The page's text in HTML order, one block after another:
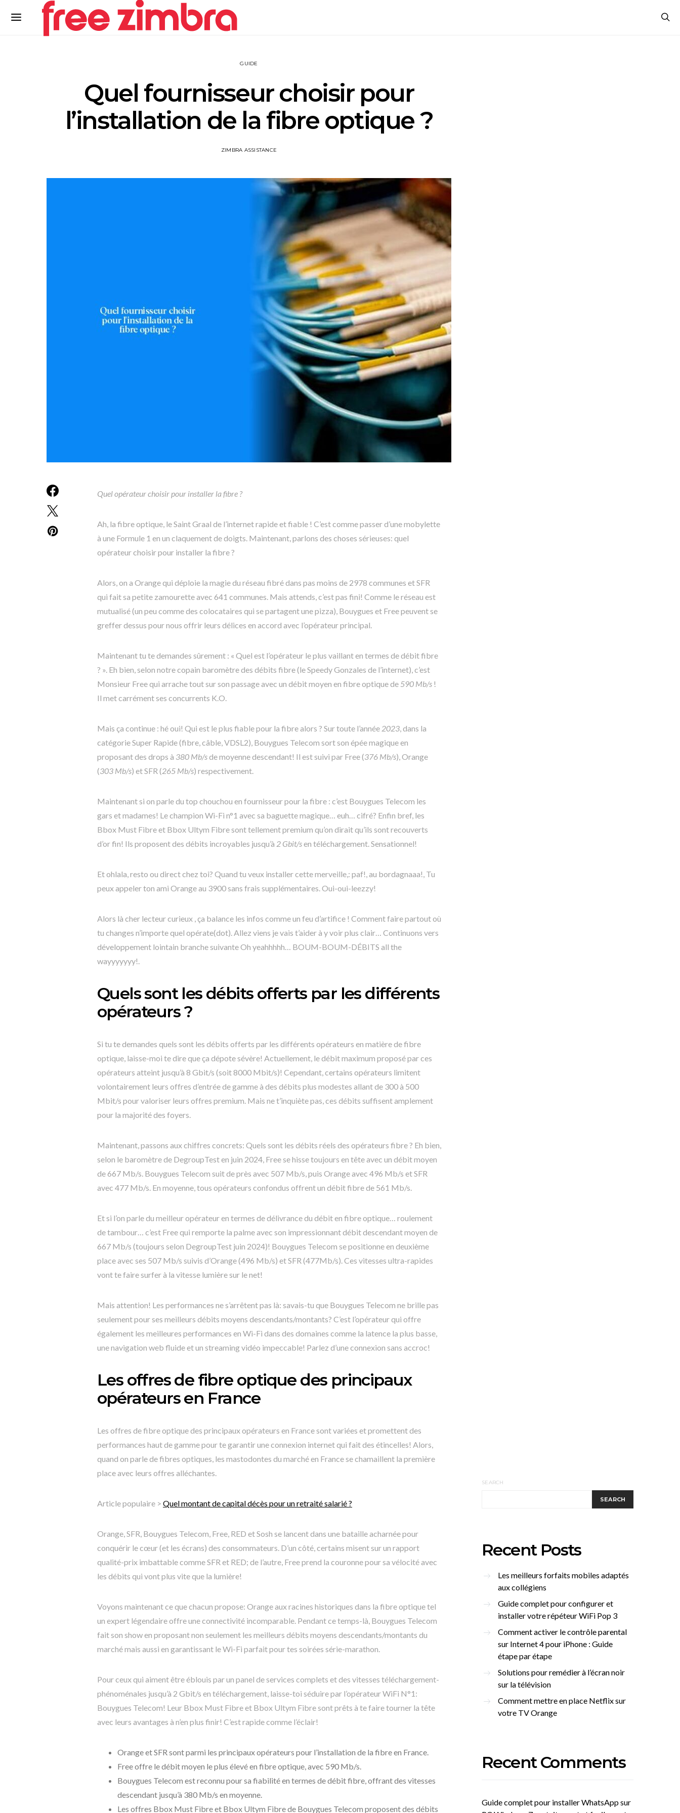
GUIDE
Quel fournisseur choisir pour
l’installation de la fibre optique ?
ZIMBRA ASSISTANCE
Quel opérateur choisir pour installer la fibre ?
Ah, la fibre optique, le Saint Graal de l’internet rapide et fiable ! C’est comme passer d’une mobylette
à une Formule 1 en un claquement de doigts. Maintenant, parlons des choses sérieuses: quel
opérateur choisir pour installer la fibre ?
Alors, on a Orange qui déploie la magie du réseau fibré dans pas moins de 2978 communes et SFR
qui fait sa petite zamourette avec 641 communes. Mais attends, c’est pas fini! Comme le réseau est
mutualisé (un peu comme des colocataires qui se partagent une pizza), Bouygues et Free peuvent se
greffer dessus pour nous offrir leurs délices en accord avec l’opérateur principal.
Maintenant tu te demandes sûrement : « Quel est l’opérateur le plus vaillant en termes de débit fibre
? ». Eh bien, selon notre copain baromètre des débits fibre (le Speedy Gonzales de l’internet), c’est
Monsieur Free qui arrache tout sur son passage avec un débit moyen en fibre optique de 590 Mb/s !
Il met carrément ses concurrents K.O.
Mais ça continue : hé oui! Qui est le plus fiable pour la fibre alors ? Sur toute l’année 2023, dans la
catégorie Super Rapide (fibre, câble, VDSL2), Bouygues Telecom sort son épée magique en
proposant des drops à 380 Mb/sde moyenne descendant! Il est suivi par Free (376 Mb/s), Orange
(303 Mb/s) et SFR (265 Mb/s) respectivement.
Maintenant si on parle du top chouchou en fournisseur pour la fibre : c’est Bouygues Telecom les
gars et madames! Le champion Wi-Fi n°1 avec sa baguette magique… euh… cifré? Enfin bref, les
Bbox Must Fibre et Bbox Ultym Fibre sont tellement premium qu’on dirait qu’ils sont recouverts
d’or fin! Ils proposent des débits incroyables jusqu’à 2 Gbit/sen téléchargement. Sensationnel!
Et ohlala, resto ou direct chez toi? Quand tu veux installer cette merveille,: paf!, au bordagnaaa!, Tu
peux appeler ton ami Orange au 3900 sans frais supplémentaires. Oui-oui-leezzy!
Alors là cher lecteur curieux , ça balance les infos comme un feu d’artifice ! Comment faire partout où
tu changes n’importe quel opérate(dot). Allez viens je vais t’aider à y voir plus clair… Continuons vers
développement lointain branche suivante Oh yeahhhhh… BOUM-BOUM-DÉBITS all the
wayyyyyyy!.
Quels sont les débits offerts par les différents
opérateurs ?
Si tu te demandes quels sont les débits offerts par les différents opérateurs en matière de fibre
optique, laisse-moi te dire que ça dépote sévère! Actuellement, le débit maximum proposé par ces
opérateurs atteint jusqu’à 8 Gbit/s (soit 8000 Mbit/s)! Cependant, certains opérateurs limitent
volontairement leurs offres d’entrée de gamme à des débits plus modestes allant de 300 à 500
Mbit/s pour valoriser leurs offres premium. Mais ne t’inquiète pas, ces débits suffisent amplement
pour la majorité des foyers.
Maintenant, passons aux chiffres concrets: Quels sont les débits réels des opérateurs fibre ? Eh bien,
selon le baromètre de DegroupTest en juin 2024, Free se hisse toujours en tête avec un débit moyen
de 667 Mb/s. Bouygues Telecom suit de près avec 507 Mb/s, puis Orange avec 496 Mb/s et SFR
avec 477 Mb/s. En moyenne, tous opérateurs confondus offrent un débit fibre de 561 Mb/s.
Et si l’on parle du meilleur opérateur en termes de délivrance du débit en fibre optique… roulement
de tambour… c’est Free qui remporte la palme avec son impressionnant débit descendant moyen de
667 Mb/s (toujours selon DegroupTest juin 2024)! Bouygues Telecom se positionne en deuxième
place avec ses 507 Mb/s suivis d’Orange (496 Mb/s) et SFR (477Mb/s). Ces vitesses ultra-rapides
vont te faire surfer à la vitesse lumière sur le net!
Mais attention! Les performances ne s’arrêtent pas là: savais-tu que Bouygues Telecom ne brille pas
seulement pour ses meilleurs débits moyens descendants/montants? C’est l’opérateur qui offre
également les meilleures performances en Wi-Fi dans des domaines comme la latence la plus basse,
une navigation web fluide et un streaming vidéo impeccable! Parlez d’une connexion sans accroc!
Les offres de fibre optique des principaux
opérateurs en France
Les offres de fibre optique des principaux opérateurs en France sont variées et promettent des
performances haut de gamme pour te garantir une connexion internet qui fait des étincelles! Alors,
quand on parle de fibres optiques, les mastodontes du marché en France se chamaillent la première
place avec leurs offres alléchantes.
Article populaire > Quel montant de capital décès pour un retraité salarié ?
Orange, SFR, Bouygues Telecom, Free, RED et Sosh se lancent dans une bataille acharnée pour
conquérir le cœur (et les écrans) des consommateurs. D’un côté, certains misent sur un rapport
qualité-prix imbattable comme SFR et RED; de l’autre, Free prend la couronne pour sa vélocité avec
les débits qui vont plus vite que la lumière!
Voyons maintenant ce que chacun propose: Orange aux racines historiques dans la fibre optique tel
un expert légendaire offre une connectivité incomparable. Pendant ce temps-là, Bouygues Telecom
fait son show en proposant non seulement les meilleurs débits moyens descendants/montants du
marché mais aussi en garantissant le Wi-Fi parfait pour tes soirées série-marathon.
Pour ceux qui aiment être éblouis par un panel de services complets et des vitesses téléchargement-
phénoménales jusqu’à 2 Gbit/s en téléchargement, laisse-toi séduire par l’opérateur WiFi N°1:
Bouygues Telecom! Leur Bbox Must Fibre et Bbox Ultym Fibre sont prêts à te faire tourner la tête
avec leurs avantages à n’en plus finir! C’est rapide comme l’éclair!
Orange et SFR sont parmi les principaux opérateurs pour l’installation de la fibre en France.
Free offre le débit moyen le plus élevé en fibre optique, avec 590 Mb/s.
Bouygues Telecom est reconnu pour sa fiabilité en termes de débit fibre, offrant des vitesses
descendant jusqu’à 380 Mb/s en moyenne.
Les offres Bbox Must Fibre et Bbox Ultym Fibre de Bouygues Telecom proposent des débits
SEARCH
SEARCH
Recent Posts
Les meilleurs forfaits mobiles adaptés
aux collégiens
Guide complet pour configurer et
installer votre répéteur WiFi Pop 3
Comment activer le contrôle parental
sur Internet 4 pour iPhone : Guide
étape par étape
Solutions pour remédier à l’écran noir
sur la télévision
Comment mettre en place Netflix sur
votre TV Orange
Recent Comments
Guide complet pour installer WhatsApp sur